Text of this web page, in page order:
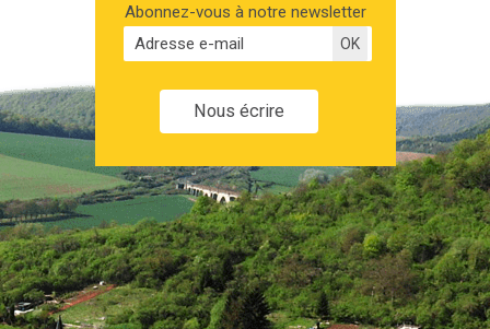
Abonnez-vous à notre newsletter
Nous écrire